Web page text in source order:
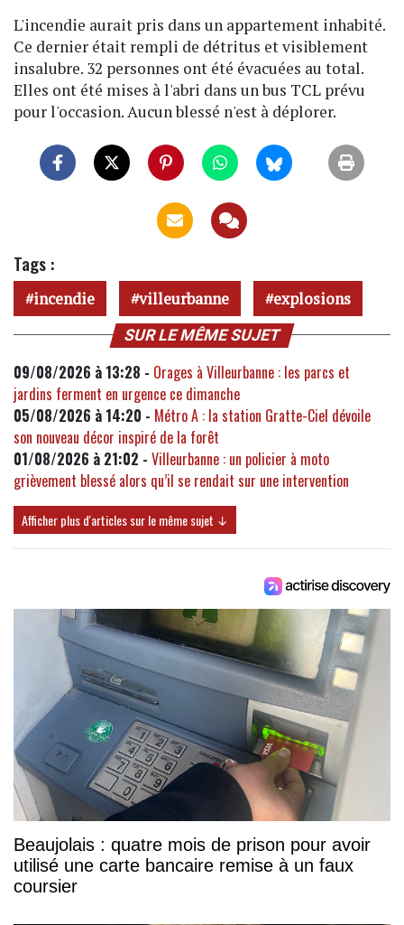
L'incendie aurait pris dans un appartement inhabité.
Ce dernier était rempli de détritus et visiblement
insalubre. 32 personnes ont été évacuées au total.
Elles ont été mises à l'abri dans un bus TCL prévu
pour l'occasion. Aucun blessé n'est à déplorer.
Tags :
incendie villeurbanne explosions
SUR LE MÊME SUJET
09/08/2026 à 13:28 - Orages à Villeurbanne : les parcs et
jardins ferment en urgence ce dimanche
05/08/2026 à 14:20 - Métro A : la station Gratte-Ciel dévoile
son nouveau décor inspiré de la forêt
01/08/2026 à 21:02 - Villeurbanne : un policier à moto
grièvement blessé alors qu’il se rendait sur une intervention
Afficher plus d'articles sur le même sujet ↓
Beaujolais : quatre mois de prison pour avoir
utilisé une carte bancaire remise à un faux
coursier